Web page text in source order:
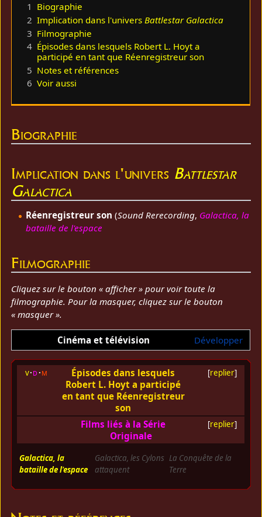
1 Biographie
2 Implication dans l'univers Battlestar Galactica
3 Filmographie
4 Épisodes dans lesquels Robert L. Hoyt a
participé en tant que Réenregistreur son
5 Notes et références
6 Voir aussi
Biographie
Implication dans l'univers Battlestar
Galactica
Réenregistreur son (Sound Rerecording, Galactica, la
bataille de l'espace
Filmographie
Cliquez sur le bouton « afficher » pour voir toute la
filmographie. Pour la masquer, cliquez sur le bouton
« masquer ».
Développer
Cinéma et télévision
[replier]
v d m
Épisodes dans lesquels
Robert L. Hoyt a participé
en tant que Réenregistreur
son
[replier]
Films liés à la Série
Originale
Galactica, la
bataille de l'espace
Galactica, les Cylons
attaquent
La Conquête de la
Terre